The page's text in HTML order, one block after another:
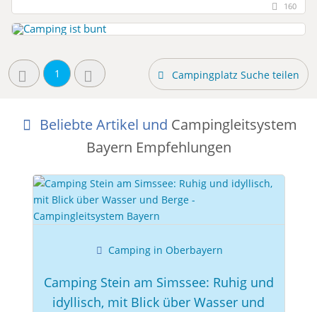
160
1 Campingplatz Suche teilen
Beliebte Artikel und Campingleitsystem
Bayern Empfehlungen
Camping Stein am Simssee: Ruhig und
idyllisch, mit Blick über Wasser und
Camping in Oberbayern